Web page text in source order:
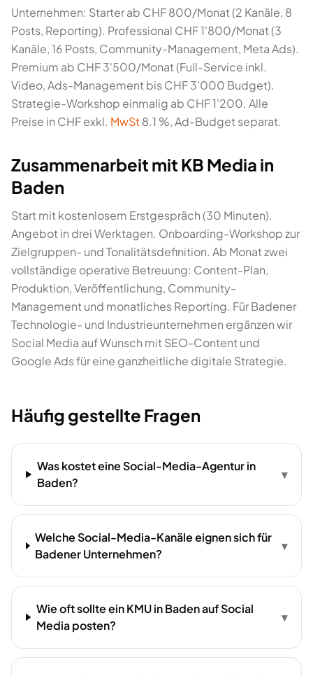
Unternehmen: Starter ab CHF 800/Monat (2 Kanäle, 8
Posts, Reporting). Professional CHF 1'800/Monat (3
Kanäle, 16 Posts, Community-Management, Meta Ads).
Premium ab CHF 3'500/Monat (Full-Service inkl.
Video, Ads-Management bis CHF 3'000 Budget).
Strategie-Workshop einmalig ab CHF 1'200. Alle
Preise in CHF exkl. MwSt8.1 %, Ad-Budget separat.
Zusammenarbeit mit KB Media in
Baden
Start mit kostenlosem Erstgespräch (30 Minuten).
Angebot in drei Werktagen. Onboarding-Workshop zur
Zielgruppen- und Tonalitätsdefinition. Ab Monat zwei
vollständige operative Betreuung: Content-Plan,
Produktion, Veröffentlichung, Community-
Management und monatliches Reporting. Für Badener
Technologie- und Industrieunternehmen ergänzen wir
Social Media auf Wunsch mit SEO-Content und
Google Ads für eine ganzheitliche digitale Strategie.
Häufig gestellte Fragen
Was kostet eine Social-Media-Agentur in
Baden?
▾
Welche Social-Media-Kanäle eignen sich für
Badener Unternehmen?
▾
Wie oft sollte ein KMU in Baden auf Social
Media posten?
▾